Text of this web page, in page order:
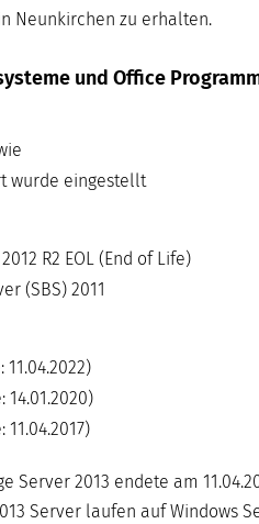
Neunkirchen zu erhalten.
und Office
wurde eingestellt
R2 EOL (End of Life)
(SBS) 2011
14.01.2020)
Server 2013 endete am
Server laufen auf